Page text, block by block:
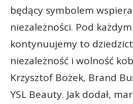
będący symbolem
niezależności. Pod
kontynuujemy to
niezależność i wolność
Krzysztof Bożek, Brand
YSL Beauty. Jak dodał,